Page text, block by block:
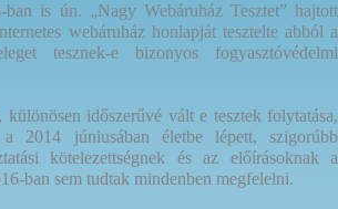
ban is ún. „Nagy Webáruház Tesztet” hajtott
webáruház honlapját tesztelte abból a
tesznek-e bizonyos fogyasztóvédelmi
különösen időszerűvé vált e tesztek folytatása,
2014 júniusában életbe lépett, szigorúbb
kötelezettségnek és az előírásoknak a
ban sem tudtak mindenben megfelelni.